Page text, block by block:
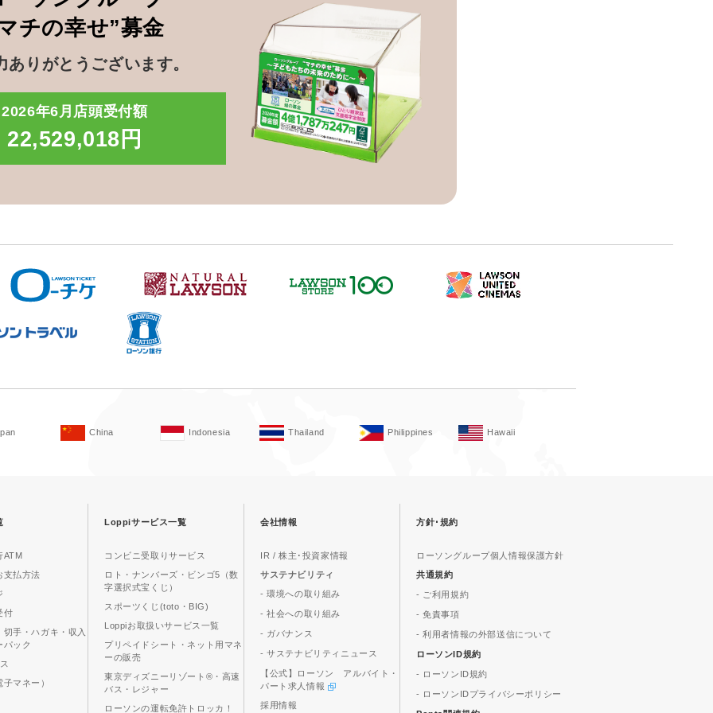
チの幸せ”募金
ありがとうございます。
2026年6月店頭受付額
22,529,018円
China Indonesia Thailand Philippines Hawaii
ATM
支払方法
付
手・ハガキ・収入
パック
マネー）
Loppiサービス一覧
コンビニ受取りサービス
ロト・ナンバーズ・ビンゴ5（数
字選択式宝くじ）
スポーツくじ(toto・BIG)
Loppiお取扱いサービス一覧
プリペイドシート・ネット用マネ
ーの販売
東京ディズニーリゾート®・高速
バス・レジャー
ローソンの運転免許トロッカ！
会社情報
IR / 株主･投資家情報
サステナビリティ
- 環境への取り組み
- 社会への取り組み
- ガバナンス
- サステナビリティニュース
【公式】ローソン アルバイト・
パート求人情報
採用情報
方針･規約
ローソングループ個人情報保護方針
共通規約
- ご利用規約
- 免責事項
- 利用者情報の外部送信について
ローソンID規約
- ローソンID規約
- ローソンIDプライバシーポリシー